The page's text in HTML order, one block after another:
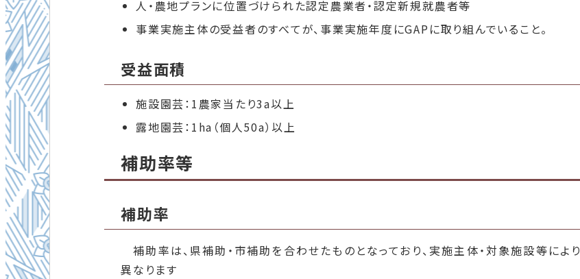
人・農地プランに位置づけられた認定農業者・認定新規就農者等
事業実施主体の受益者のすべてが、事業実施年度にGAPに取り組んでいること。
受益面積
施設園芸：1農家当たり3a以上
露地園芸：1ha（個人50a）以上
補助率等
補助率
補助率は、県補助・市補助を合わせたものとなっており、実施主体・対象施設等により
異なります